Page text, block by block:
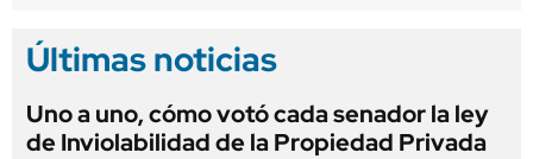
Últimas noticias
Uno a uno, cómo votó cada senador la ley
de Inviolabilidad de la Propiedad Privada